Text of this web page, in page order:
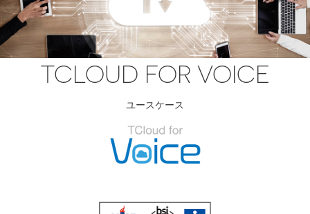
TCLOUD FOR VOICE
ユースケース